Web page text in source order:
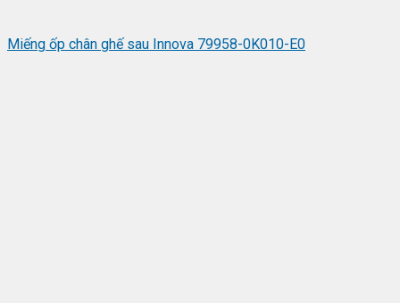
Miếng ốp chân ghế sau Innova 79958-0K010-E0